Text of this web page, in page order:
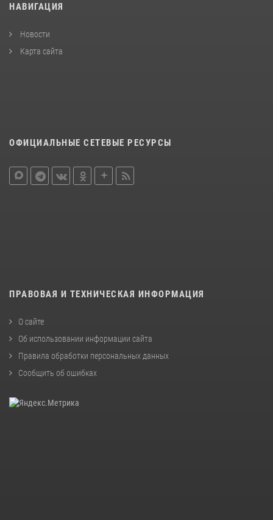
НАВИГАЦИЯ
Новости
Карта сайта
ОФИЦИАЛЬНЫЕ СЕТЕВЫЕ РЕСУРСЫ
ПРАВОВАЯ И ТЕХНИЧЕСКАЯ ИНФОРМАЦИЯ
О сайте
Об использовании информации сайта
Правила обработки персональных данных
Сообщить об ошибках